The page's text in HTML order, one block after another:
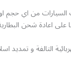
من اي حجم
على اعادة شحن
التالفة و تمديد